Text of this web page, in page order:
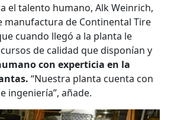
el talento humano, Alk Weinrich,
manufactura de Continental Tire
cuando llegó a la planta le
de calidad que disponían y
con experticia en la
“Nuestra planta cuenta con
ingeniería”, añade.